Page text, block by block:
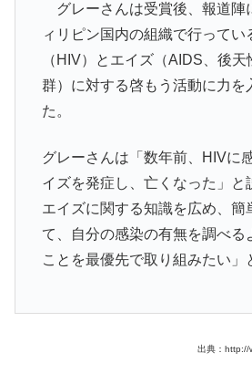
グレーさんは受賞後、報道陣
ィリピン国内の組織で行ってい
（HIV）とエイズ（AIDS、後
群）に対する啓もう活動に力を
た。
グレーさんは「数年前、HIVに
イズを発症し、亡くなった」と
エイズに関する知識を広め、簡
て、自分の感染の有無を調べる
ことを最優先で取り組みたい」
出典：http://